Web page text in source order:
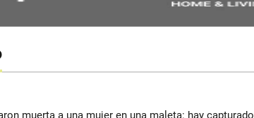
muerta a una mujer en una maleta: hay capturado